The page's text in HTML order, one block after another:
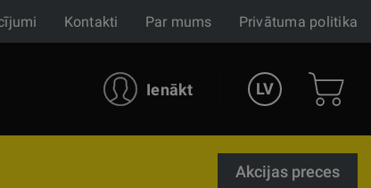
Kontakti Par mums Privātuma politika
Ienākt LV
Akcijas preces